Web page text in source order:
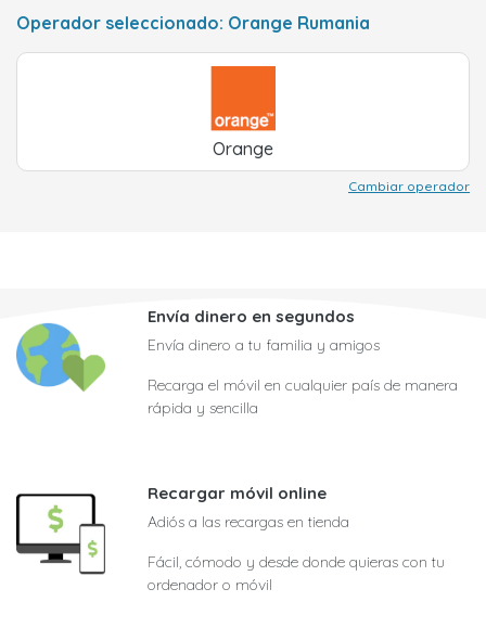
Operador seleccionado: Orange Rumania
Orange
Cambiar operador
Envía dinero en segundos
Envía dinero a tu familia y amigos
Recarga el móvil en cualquier país de manera
rápida y sencilla
Recargar móvil online
Adiós a las recargas en tienda
Fácil, cómodo y desde donde quieras con tu
ordenador o móvil